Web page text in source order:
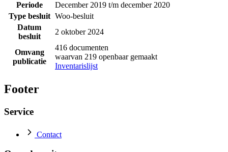
Periode
December 2019 t/m december 2020
Type besluit Woo-besluit
Datum
besluit
2 oktober 2024
Omvang
publicatie
416 documenten
waarvan 219 openbaar gemaakt
Inventarislijst
Footer
Service
Contact